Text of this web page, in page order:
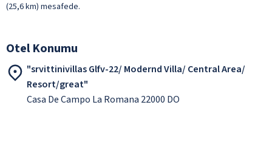
(25,6 km) mesafede.
Otel Konumu
"srvittinivillas Glfv-22/ Modernd Villa/ Central Area/
Resort/great"
Casa De Campo La Romana 22000 DO